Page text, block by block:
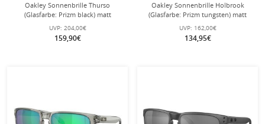
Oakley Sonnenbrille Thurso
(Glasfarbe: Prizm black) matt
schwarz - 1 Brille
UVP: 204,00€
159,90€
Oakley Sonnenbrille Holbrook
(Glasfarbe: Prizm tungsten) matt
olive ink - 1 Brille
UVP: 162,00€
134,95€